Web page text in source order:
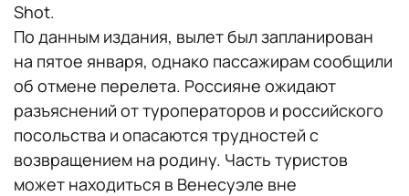
Shot.
По данным издания, вылет был запланирован
на пятое января, однако пассажирам сообщили
об отмене перелета. Россияне ожидают
разъяснений от туроператоров и российского
посольства и опасаются трудностей с
возвращением на родину. Часть туристов
может находиться в Венесуэле вне